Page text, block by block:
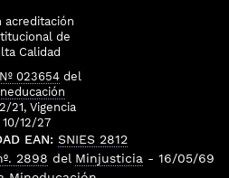
acreditación
de
Calidad
023654 del
21, Vigencia
10/12/27
EAN: SNIES 2812
2898 del Minjusticia - 16/05/69